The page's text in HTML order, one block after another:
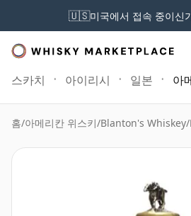
🇺🇸미국에서 접속 중이신
스카치 아이리시 일본 아
홈/아메리칸 위스키/Blanton's Whiskey/